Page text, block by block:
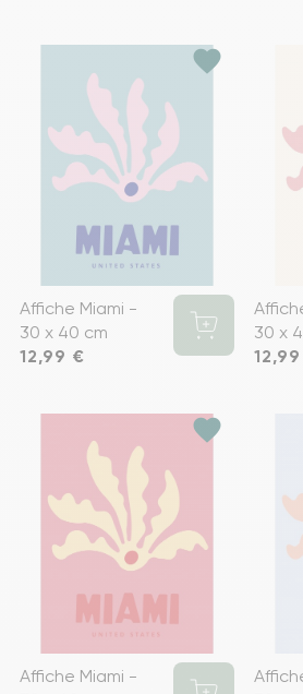
favorite
Affiche Miami -
30 x 40 cm
Prix
12,99 €
30 x
Prix
favorite
Affiche Miami -